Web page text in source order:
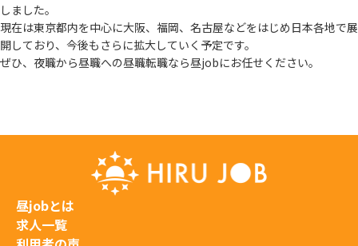
しました。
現在は東京都内を中心に大阪、福岡、名古屋などをはじめ日本各地で展
開しており、 今後もさらに拡大していく予定です。
ぜひ、夜職から昼職への昼職転職なら昼jobにお任せください。
昼jobとは
求人一覧